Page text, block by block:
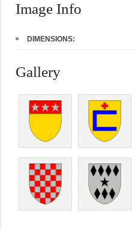
Image Info
DIMENSIONS:
Gallery